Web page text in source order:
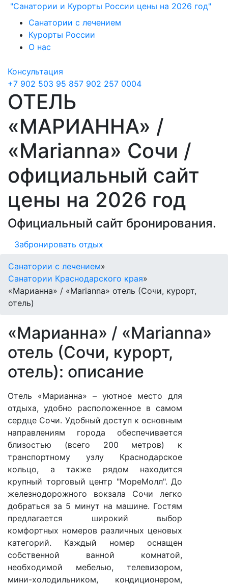
"Санатории и Курорты России цены на 2026 год"
Санатории с лечением
Курорты России
О нас
Консультация
+7 902 503 95 857 902 257 0004
ОТЕЛЬ
«МАРИАННА» /
«Marianna» Сочи /
официальный сайт
цены на 2026 год
Официальный сайт бронирования.
Забронировать отдых
Санатории с лечением»
Санатории Краснодарского края»
«Марианна» / «Marianna» отель (Сочи, курорт,
отель)
«Марианна» / «Marianna»
отель (Сочи, курорт,
отель): описание
Отель «Марианна» – уютное место для
отдыха, удобно расположенное в самом
сердце Сочи. Удобный доступ к основным
направлениям города обеспечивается
близостью (всего 200 метров) к
транспортному узлу Краснодарское
кольцо, а также рядом находится
крупный торговый центр "МореМолл". До
железнодорожного вокзала Сочи легко
добраться за 5 минут на машине. Гостям
предлагается широкий выбор
комфортных номеров различных ценовых
категорий. Каждый номер оснащен
собственной ванной комнатой,
необходимой мебелью, телевизором,
мини-холодильником, кондиционером,